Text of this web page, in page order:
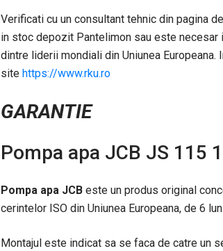
Verificati cu un consultant tehnic din pagina
in stoc depozit Pantelimon sau este necesar
dintre liderii mondiali din Uniunea
site https://www.rku.ro
GARANTIE
Pompa apa JCB JS 115
Pompa apa JCB este un produs original
cerintelor ISO din Uniunea Europeana, de 6
Montajul este indicat sa se faca de catre un